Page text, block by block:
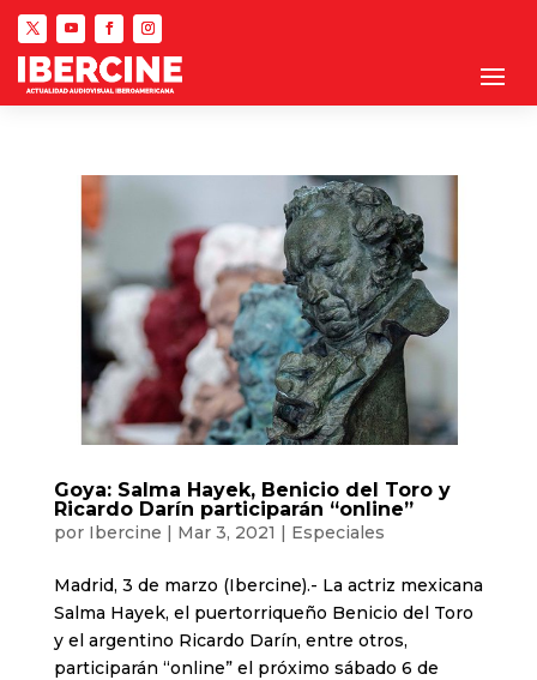
Goya: Salma Hayek, Benicio del Toro y
Ricardo Darín participarán “online”
por Ibercine | Mar 3, 2021 | Especiales
Madrid, 3 de marzo (Ibercine).- La actriz mexicana
Salma Hayek, el puertorriqueño Benicio del Toro
y el argentino Ricardo Darín, entre otros,
participarán “online” el próximo sábado 6 de